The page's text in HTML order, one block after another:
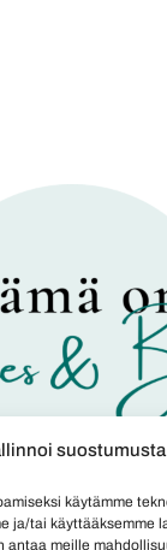
suostumusta
käytämme
ja/tai käyttääksemme
antaa meille